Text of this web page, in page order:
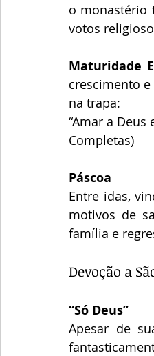
o monastério
votos
Maturidade
crescimento
na trapa:
“Amar a
Completas)
Páscoa
Entre idas,
motivos de
família e
Devoção a
“Só Deus”
Apesar de